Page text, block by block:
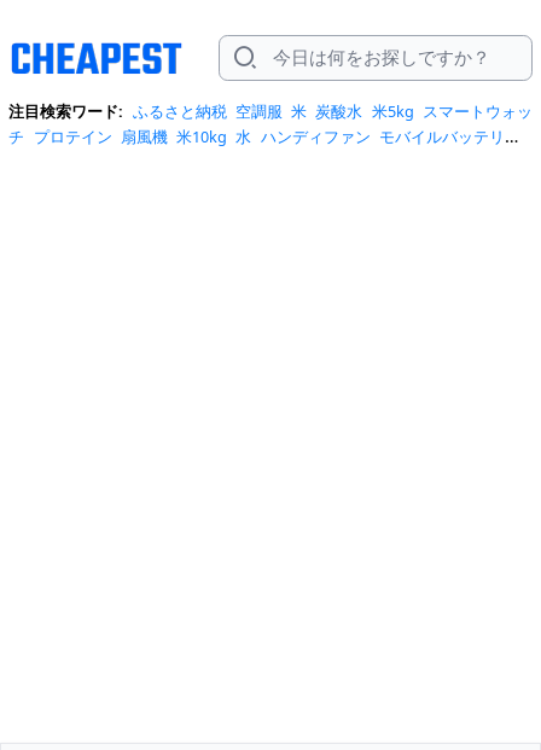
注目検索ワード: ふるさと納税 空調服 米 炭酸水 米5kg スマートウォッ
チ プロテイン 扇風機 米10kg 水 ハンディファン モバイルバッテリー